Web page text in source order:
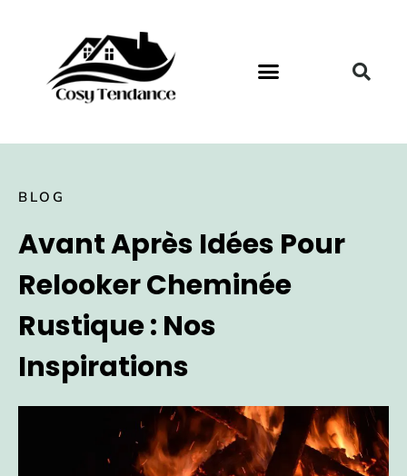
BLOG
Avant Après Idées Pour
Relooker Cheminée
Rustique : Nos
Inspirations